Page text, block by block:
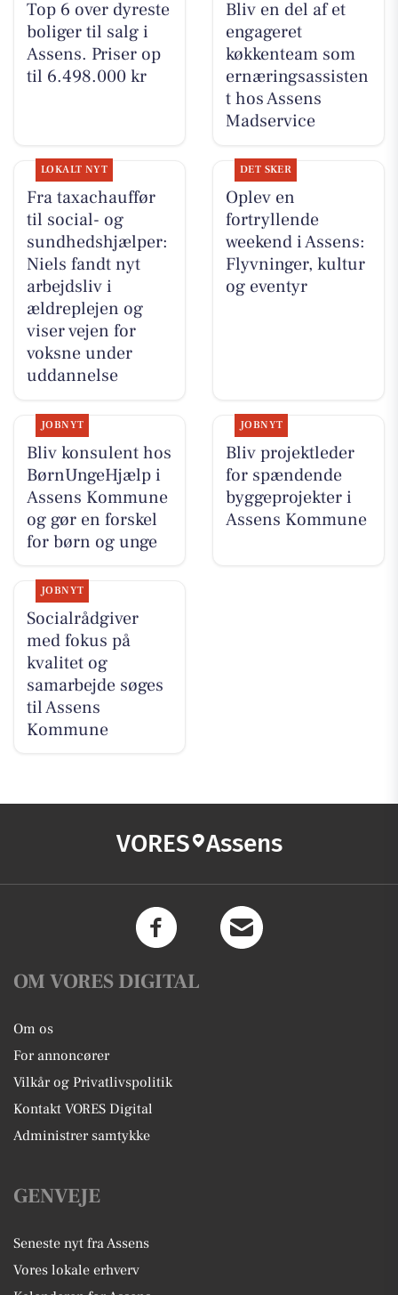
Top 6 over dyreste
boliger til salg i
Assens. Priser op
til 6.498.000 kr
Bliv en del af et
engageret
køkkenteam som
ernæringsassisten
t hos Assens
Madservice
LOKALT NYT
Fra taxachauffør
til social- og
sundhedshjælper:
Niels fandt nyt
arbejdsliv i
ældreplejen og
viser vejen for
voksne under
uddannelse
DET SKER
Oplev en
fortryllende
weekend i Assens:
Flyvninger, kultur
og eventyr
JOBNYT
Bliv konsulent hos
BørnUngeHjælp i
Assens Kommune
og gør en forskel
for børn og unge
JOBNYT
Bliv projektleder
for spændende
byggeprojekter i
Assens Kommune
JOBNYT
Socialrådgiver
med fokus på
kvalitet og
samarbejde søges
til Assens
Kommune
VORES Assens
OM VORES DIGITAL
Om os
For annoncører
Vilkår og Privatlivspolitik
Kontakt VORES Digital
Administrer samtykke
GENVEJE
Seneste nyt fra Assens
Vores lokale erhverv